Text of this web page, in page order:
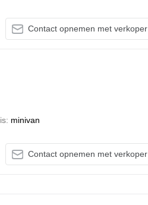
Contact opnemen met verkoper
minivan
Contact opnemen met verkoper